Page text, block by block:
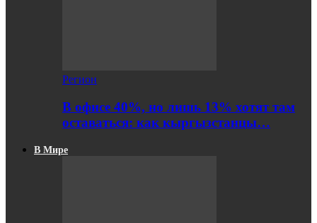
Регион
В офисе 40%, но лишь 13% хотят там
оставаться: как кыргызстанцы…
В Мире